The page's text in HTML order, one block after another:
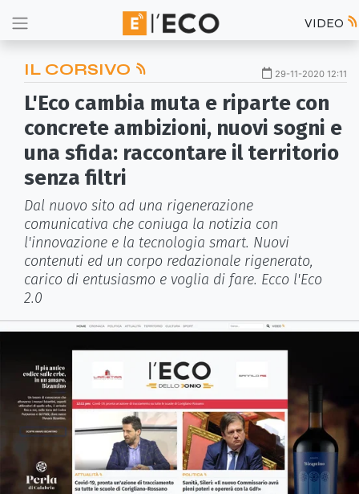
VIDEO
IL CORSIVO 29-11-2020 12:11
L'Eco cambia muta e riparte con
concrete ambizioni, nuovi sogni e
una sfida: raccontare il territorio
senza filtri
Dal nuovo sito ad una rigenerazione
comunicativa che coniuga la notizia con
l'innovazione e la tecnologia smart. Nuovi
contenuti ed un corpo redazionale rigenerato,
carico di entusiasmo e voglia di fare. Ecco l'Eco
2.0